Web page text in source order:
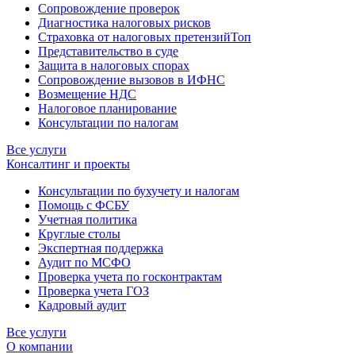
Сопровождение проверок
Диагностика налоговых рисков
Страховка от налоговых претензийТоп
Представительство в суде
Защита в налоговых спорах
Сопровождение вызовов в ИФНС
Возмещение НДС
Налоговое планирование
Консультации по налогам
Все услуги
Консалтинг и проекты
Консультации по бухучету и налогам
Помощь с ФСБУ
Учетная политика
Круглые столы
Экспертная поддержка
Аудит по МСФО
Проверка учета по госконтрактам
Проверка учета ГОЗ
Кадровый аудит
Все услуги
О компании